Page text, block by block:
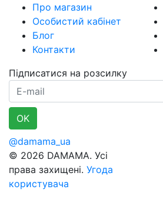
Про магазин
Особистий кабінет
Блог
Контакти
Підписатися на розсилку
E-mail
OK
@damama_ua
© 2026 DAMAMA. Усі
права захищені. Угода
користувача